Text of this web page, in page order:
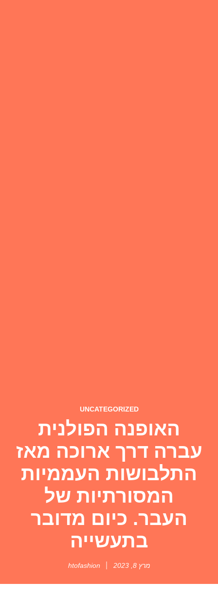
UNCATEGORIZED
האופנה הפולנית
עברה דרך ארוכה מאז
התלבושות העממיות
המסורתיות של
העבר. כיום מדובר
בתעשייה
מרץ 8, 2023 htofashion